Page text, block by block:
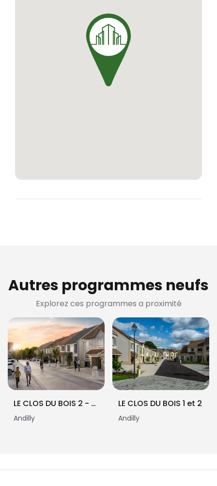
Autres programmes neufs
Explorez ces programmes a proximité
LE CLOS DU BOIS 2 - BRS
Andilly
LE CLOS DU BOIS 1 et 2
Andilly